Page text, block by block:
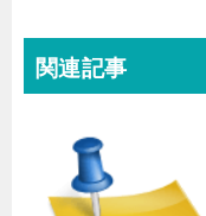
関連記事